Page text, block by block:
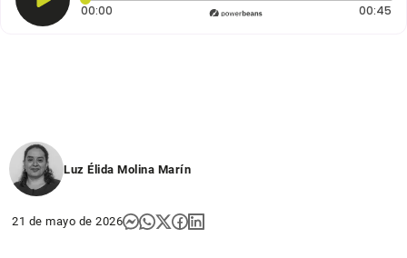
00:00 Tiempo transcurrido: 0 segundos 00:45
Luz Élida Molina Marín
21 de mayo de 2026